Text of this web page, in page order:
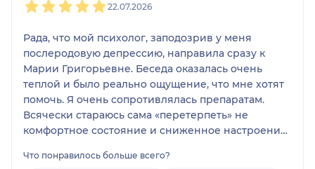
22.07.2026
Рада, что мой психолог, заподозрив у меня
послеродовую депрессию, направила сразу к
Марии Григорьевне. Беседа оказалась очень
теплой и было реально ощущение, что мне хотят
помочь. Я очень сопротивлялась препаратам.
Всячески стараюсь сама «перетерпеть» не
комфортное состояние и сниженное настроение,
Подобрали мягкий и действенный препарат.
Что понравилось больше всего?